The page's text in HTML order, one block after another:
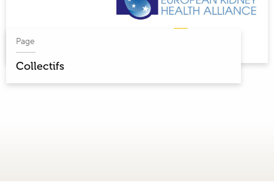
Page
Collectifs